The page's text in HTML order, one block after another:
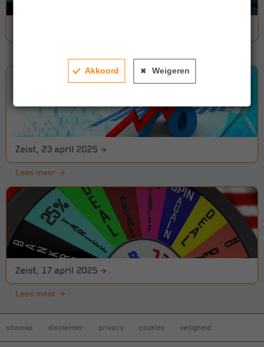
Akkoord Weigeren
Zeist, 23 april 2025
Lees meer
Zeist, 17 april 2025
Lees meer
sitemap disclaimer privacy cookies veiligheid